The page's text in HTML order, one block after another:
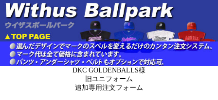
DKC GOLDENBALLS様
旧ユニフォーム
追加専用注文フォーム